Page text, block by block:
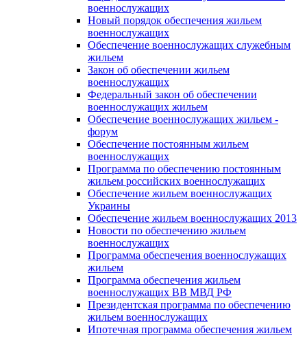
военнослужащих
Новый порядок обеспечения жильем
военнослужащих
Обеспечение военнослужащих служебным
жильем
Закон об обеспечении жильем
военнослужащих
Федеральный закон об обеспечении
военнослужащих жильем
Обеспечение военнослужащих жильем -
форум
Обеспечение постоянным жильем
военнослужащих
Программа по обеспечению постоянным
жильем российских военнослужащих
Обеспечение жильем военнослужащих
Украины
Обеспечение жильем военнослужащих 2013
Новости по обеспечению жильем
военнослужащих
Программа обеспечения военнослужащих
жильем
Программа обеспечения жильем
военнослужащих ВВ МВД РФ
Президентская программа по обеспечению
жильем военнослужащих
Ипотечная программа обеспечения жильем